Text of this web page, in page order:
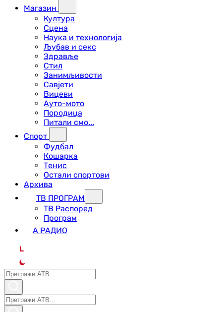
Магазин
Култура
Сцена
Наука и технологија
Љубав и секс
Здравље
Стил
Занимљивости
Савјети
Вицеви
Ауто-мото
Породица
Питали смо...
Спорт
Фудбал
Кошарка
Тенис
Остали спортови
Архива
ТВ ПРОГРАМ
ТВ Распоред
Програм
А РАДИО
L